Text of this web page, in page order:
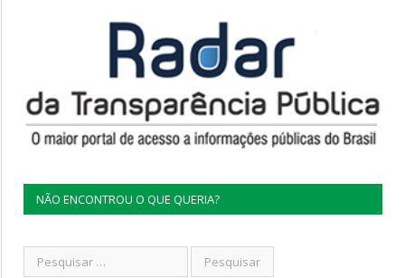
NÃO ENCONTROU O QUE QUERIA?